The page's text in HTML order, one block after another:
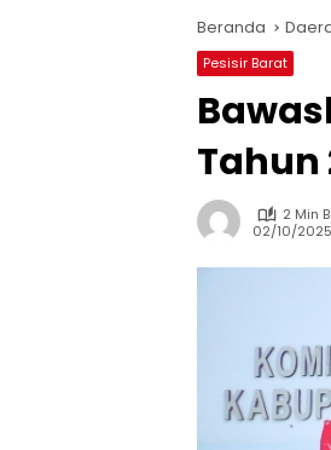
Beranda
Pesisir Barat
Tahun
2 Min
02/10/2025